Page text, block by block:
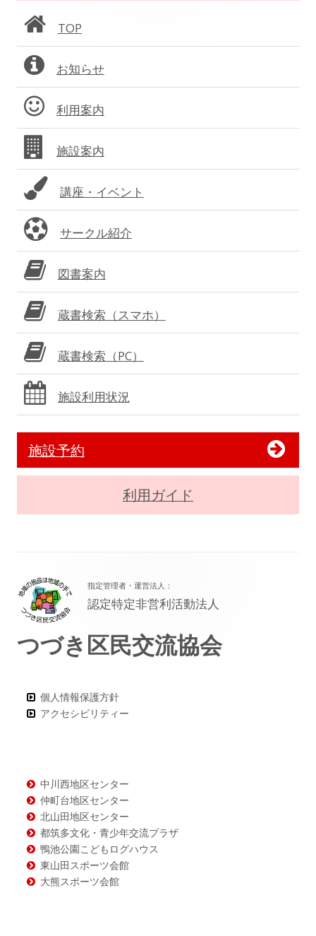
シ
ョ
ン
ン
サ
イ
ド
バ
ー
TOP
お知らせ
利用案内
施設案内
講座・イベント
サークル紹介
図書案内
蔵書検索（スマホ）
蔵書検索（PC）
施設利用状況
施設予約
利用ガイド
ッ
タ
ー・
ン
テ
指定管理者・運営法人：
認定特定非営利活動法人
つづき区民交流協会
個人情報保護方針
アクセシビリティー
中川西地区センター
仲町台地区センター
北山田地区センター
都筑多文化・青少年交流プラザ
鴨池公園こどもログハウス
東山田スポーツ会館
大熊スポーツ会館